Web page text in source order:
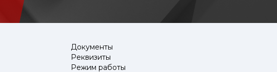
Документы
Реквизиты
Режим работы